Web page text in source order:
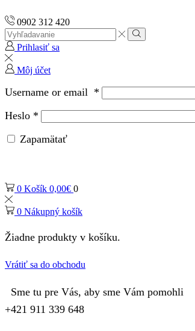
0902 312 420
Search
input
Vyhľadávanie
Prihlasiť sa
Môj účet
Username or email *
Heslo *
Zapamätať
0 Košík 0,00€ 0
0 Nákupný košík
Žiadne produkty v košíku.
Vrátiť sa do obchodu
Sme tu pre Vás, aby sme Vám pomohli
+421 911 339 648